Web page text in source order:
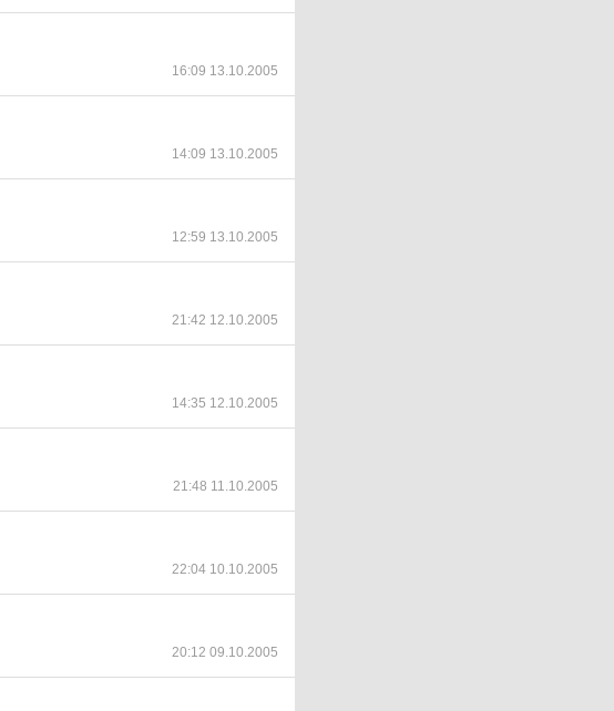
16:09 13.10.2005
14:09 13.10.2005
12:59 13.10.2005
21:42 12.10.2005
14:35 12.10.2005
21:48 11.10.2005
22:04 10.10.2005
20:12 09.10.2005